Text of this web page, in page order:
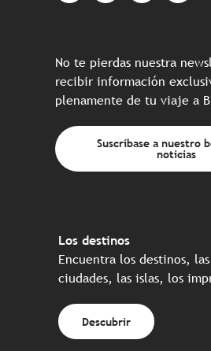
No te pierdas nuestra
recibir información
plenamente de tu viaje a
Suscríbase a nuestro
noticias
Los destinos
Encuentra los destinos,
ciudades, las islas, los
Descubrir